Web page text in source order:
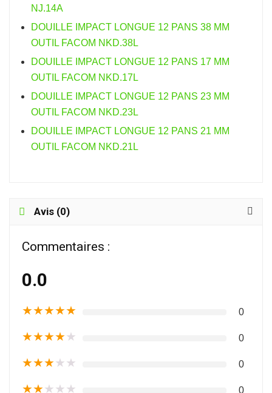
NJ.14A
DOUILLE IMPACT LONGUE 12 PANS 38 MM
OUTIL FACOM NKD.38L
DOUILLE IMPACT LONGUE 12 PANS 17 MM
OUTIL FACOM NKD.17L
DOUILLE IMPACT LONGUE 12 PANS 23 MM
OUTIL FACOM NKD.23L
DOUILLE IMPACT LONGUE 12 PANS 21 MM
OUTIL FACOM NKD.21L
Avis (0)
Commentaires :
0.0
★★★★★ 0
★★★★★ 0
★★★★★ 0
★★★★★ 0